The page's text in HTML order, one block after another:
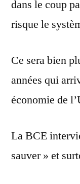
dans le coup
risque le
Ce sera bien
années qui
économie de
La BCE
sauver » et